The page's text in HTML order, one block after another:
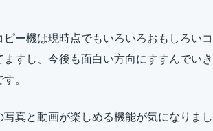
ピー機は現時点でもいろいろおもしろいコ
ますし、今後も面白い方向にすすんでいき
。
真と動画が楽しめる機能が気になりまし